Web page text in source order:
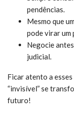
pendências.
Mesmo que
pode virar um
Negocie
judicial.
Ficar atento a
“invisível” se
futuro!